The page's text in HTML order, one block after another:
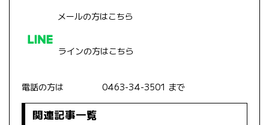
メールの方はこちら
ラインの方はこちら
電話の方は 0463-34-3501 まで
関連記事一覧